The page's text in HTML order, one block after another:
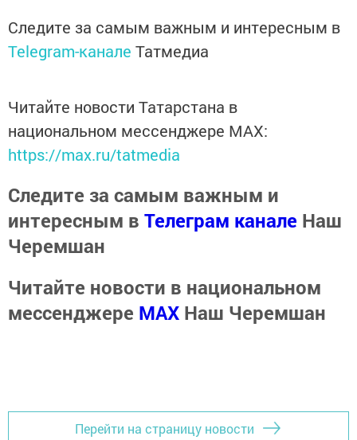
Следите за самым важным и интересным в
Telegram-канале Татмедиа
Читайте новости Татарстана в
национальном мессенджере MАХ:
https://max.ru/tatmedia
Следите за самым важным и
интересным в Телеграм канале Наш
Черемшан
Читайте новости в национальном
мессенджере MАХ Наш Черемшан
Перейти на страницу новости